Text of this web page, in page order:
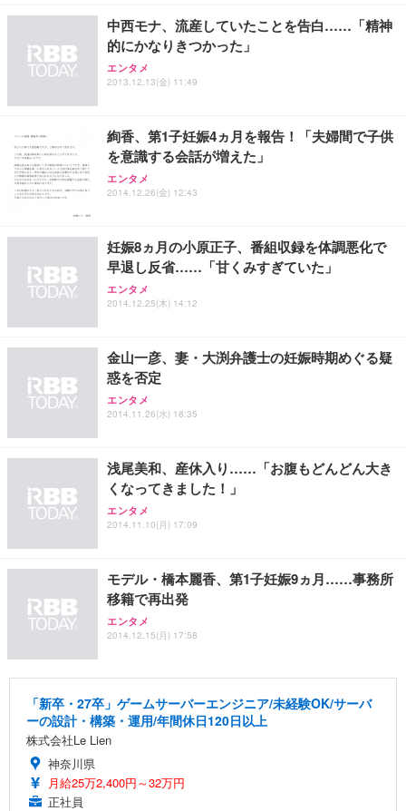
ョン PCチェア 通気性メッシュ ゲーミング/勉強/事
務用 おしゃれ パソコンチェア (ブラック)
￥7,680
Sezlife オフィスチェア デスクチェア 疲れない テレ
ワーク チェア 強化バックレスト 30度ロッキング機
ョン PCチェア 通気性メッシュ ゲーミング/勉強/事
務用 おしゃれ パソコンチェア (ホワイト)
ANDWINT オフィスチェア デスクチェア 肘なし メ
ッシュ 通気性 ランバーサポート付き 腰サポート ガ
ス圧無段階昇降 360度回転 キャスター付き コンパク
【整備済み品】Dell E2724HS 27インチ 液晶モニタ
ー フルHD（1920×1080）VA 非光沢 HDMI/DisplayP
【MiniLED/24.5inch/280Hz/FHD】GRAPHT THE S
HOOTER Gaming Monitor 24” Essential ゲーミン
グモニター QD 24.5インチ 1ms FHD 量子ドット 残
Smart Basic(スマートベーシック) 【Amazon.co.jp
限定】 Smart Basic アイリスオーヤマ ペットシーツ
アイリスオーヤマ ペットシーツ 超厚型 お徳用 レギ
ュラー 200枚入【Amazon.co.jp限定】
中西モナ、流産していたことを告白……「精神
的にかなりきつかった」
エンタメ
2013.12.13(金) 11:49
絢香、第1子妊娠4ヵ月を報告！「夫婦間で子供
を意識する会話が増えた」
エンタメ
2014.12.26(金) 12:43
妊娠8ヵ月の小原正子、番組収録を体調悪化で
早退し反省……「甘くみすぎていた」
エンタメ
2014.12.25(木) 14:12
金山一彦、妻・大渕弁護士の妊娠時期めぐる疑
惑を否定
エンタメ
2014.11.26(水) 18:35
浅尾美和、産休入り……「お腹もどんどん大き
くなってきました！」
エンタメ
2014.11.10(月) 17:09
モデル・橋本麗香、第1子妊娠9ヵ月……事務所
移籍で再出発
エンタメ
2014.12.15(月) 17:58
「新卒・27卒」ゲームサーバーエンジニア/未経験OK/サーバ
ーの設計・構築・運用/年間休日120日以上
株式会社Le Lien
神奈川県
月給25万2,400円～32万円
正社員